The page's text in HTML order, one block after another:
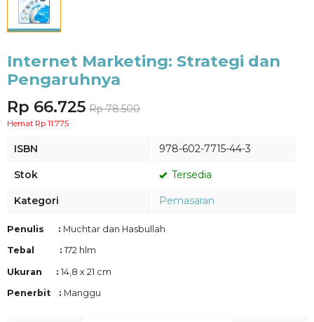
Internet Marketing: Strategi dan
Pengaruhnya
Rp 66.725 Rp 78.500
Hemat Rp 11.775
ISBN 978-602-7715-44-3
Stok Tersedia
Kategori Pemasaran
Penulis : Muchtar dan Hasbullah
Tebal : 172 hlm
Ukuran : 14,8 x 21 cm
Penerbit : Manggu